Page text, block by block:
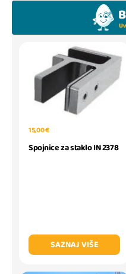
15,00 €
Spojnice za staklo IN 2378
SAZNAJ VIŠE